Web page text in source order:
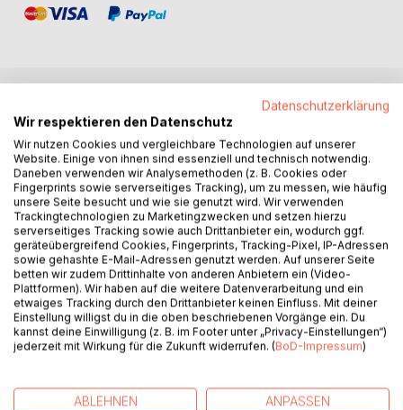
BESCHREIBUNG
Anna schreibt Briefe an ihren Exfreund Max, um mit der
schmerzhaften Trennung fertigzuwerden.
Eine Geschichte von Trauer, Angst und Freundschaft, die
zeigt, dass auch auf die dunkelsten Nächte der Morgen
folgt.
AUTOR/IN
PRESSESTIMMEN
REZENSIONEN
Datenschutzerklärung
Wir respektieren den Datenschutz
Wir nutzen Cookies und vergleichbare Technologien auf unserer
Website. Einige von ihnen sind essenziell und technisch notwendig.
Daneben verwenden wir Analysemethoden (z. B. Cookies oder
Fingerprints sowie serverseitiges Tracking), um zu messen, wie häufig
unsere Seite besucht und wie sie genutzt wird. Wir verwenden
Trackingtechnologien zu Marketingzwecken und setzen hierzu
serverseitiges Tracking sowie auch Drittanbieter ein, wodurch ggf.
geräteübergreifend Cookies, Fingerprints, Tracking-Pixel, IP-Adressen
sowie gehashte E-Mail-Adressen genutzt werden. Auf unserer Seite
betten wir zudem Drittinhalte von anderen Anbietern ein (Video-
Plattformen). Wir haben auf die weitere Datenverarbeitung und ein
etwaiges Tracking durch den Drittanbieter keinen Einfluss. Mit deiner
Einstellung willigst du in die oben beschriebenen Vorgänge ein. Du
kannst deine Einwilligung (z. B. im Footer unter „Privacy-Einstellungen“)
jederzeit mit Wirkung für die Zukunft widerrufen. (BoD-Impressum)
ABLEHNEN ANPASSEN